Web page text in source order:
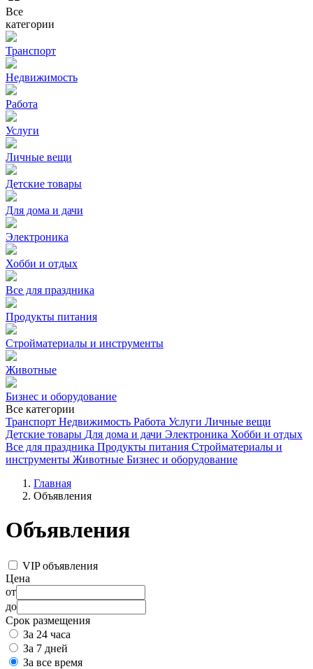
Все
категории
Транспорт
Недвижимость
Работа
Услуги
Личные вещи
Детские товары
Для дома и дачи
Электроника
Хобби и отдых
Все для праздника
Продукты питания
Стройматериалы и инструменты
Животные
Бизнес и оборудование
Все категории
Транспорт Недвижимость Работа Услуги Личные вещи
Детские товары Для дома и дачи Электроника Хобби и отдых
Все для праздника Продукты питания Стройматериалы и
инструменты Животные Бизнес и оборудование
Главная
Объявления
Объявления
VIP объявления
Цена
от
до
Срок размещения
За 24 часа
За 7 дней
За все время